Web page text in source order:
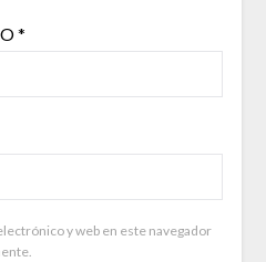
*
y web en este navegador